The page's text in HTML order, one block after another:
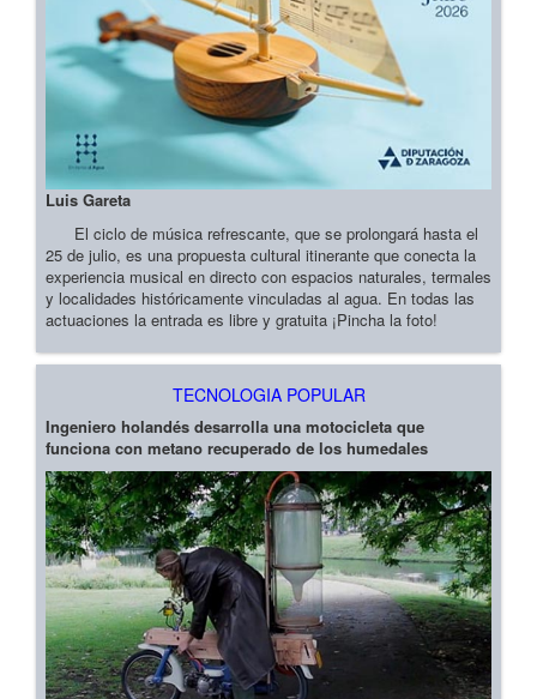
Luis Gareta
El ciclo de música refrescante, que se prolongará hasta el
25 de julio, es una propuesta cultural itinerante que conecta la
experiencia musical en directo con espacios naturales, termales
y localidades históricamente vinculadas al agua. En todas las
actuaciones la entrada es libre y gratuita ¡Pincha la foto!
TECNOLOGIA POPULAR
Ingeniero holandés desarrolla una motocicleta que
funciona con metano recuperado de los humedales